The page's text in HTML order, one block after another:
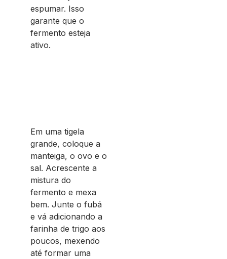
espumar. Isso
garante que o
fermento esteja
ativo.
Em uma tigela
grande, coloque a
manteiga, o ovo e o
sal. Acrescente a
mistura do
fermento e mexa
bem. Junte o fubá
e vá adicionando a
farinha de trigo aos
poucos, mexendo
até formar uma